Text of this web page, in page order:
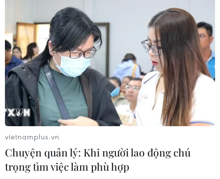
vietnamplus.vn
Chuyện quản lý: Khi người lao động chú
trọng tìm việc làm phù hợp